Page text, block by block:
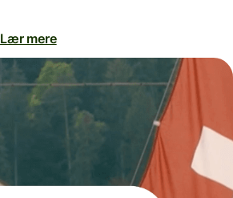
Lær mere